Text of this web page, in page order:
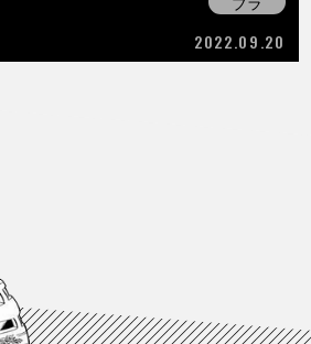
2022.09.20